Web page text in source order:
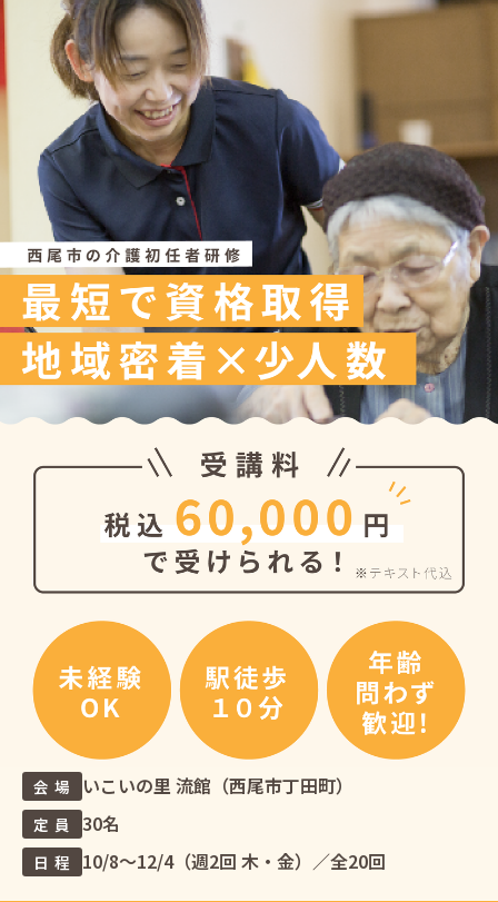
会 場 いこいの里 流館（西尾市丁田町）
定 員 30名
日 程 10/8〜12/4（週2回 木・金）／全20回